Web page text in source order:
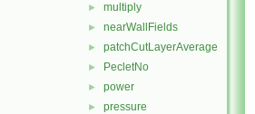
► multiply
► nearWallFields
► patchCutLayerAverage
► PecletNo
► power
► pressure